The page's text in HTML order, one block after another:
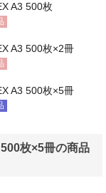
A3 500枚
A3 500枚×2冊
A3 500枚×5冊
枚×5冊の商品